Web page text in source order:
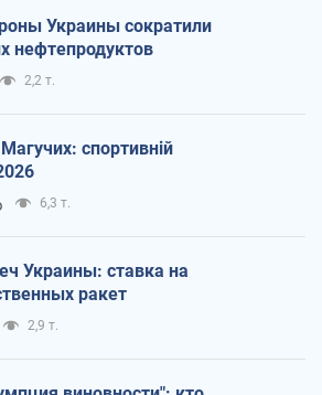
Украины сократили
нефтепродуктов
2,2 т.
спортивній
6,3 т.
Украины: ставка на
ракет
2,9 т.